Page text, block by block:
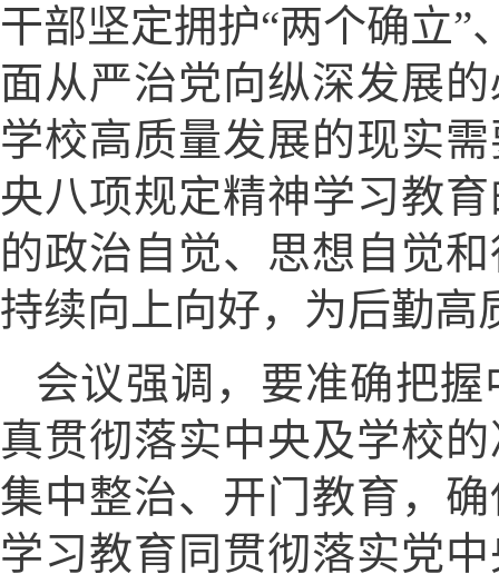
干部坚定拥护“两个确立”
面从严治党向纵深发展
学校高质量发展的现实
央八项规定精神学习教
的政治自觉、思想自觉
持续向上向好，为后勤高
会议强调，要准确把
真贯彻落实中央及学校
集中整治、开门教育，
学习教育同贯彻落实党